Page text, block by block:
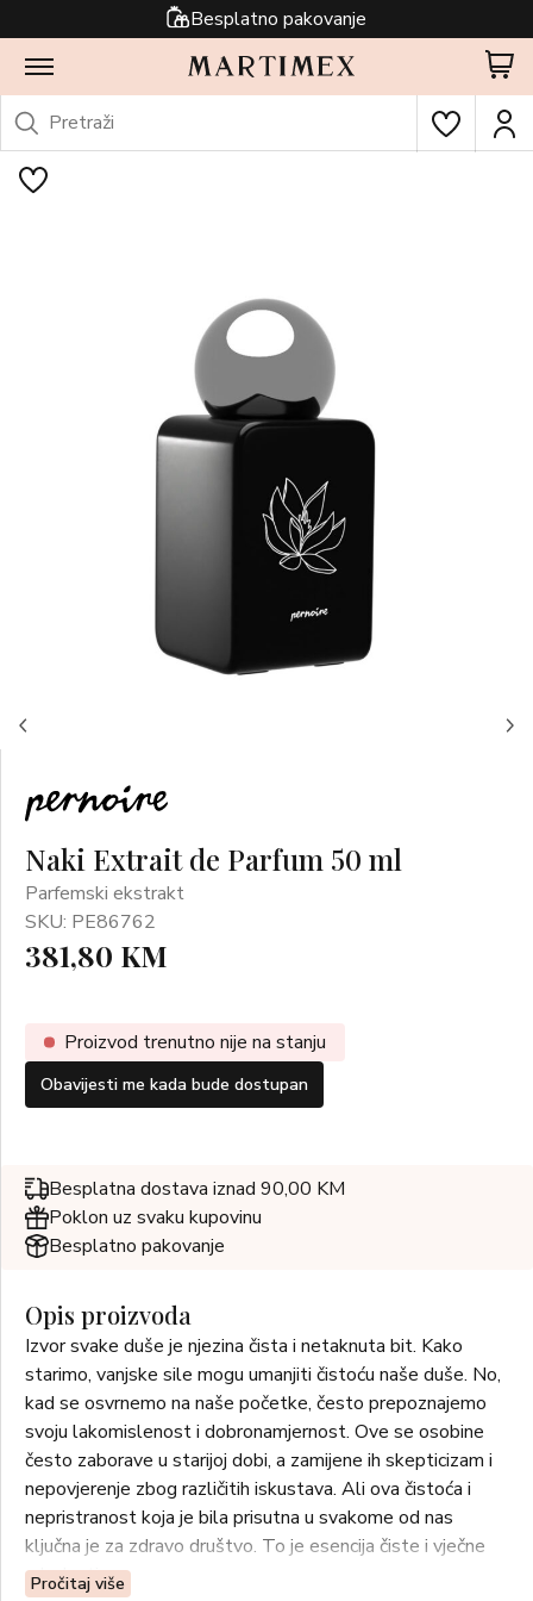
Besplatno pakovanje
Naki Extrait de Parfum 50 ml
Parfemski ekstrakt
SKU: PE86762
381,80 KM
Proizvod trenutno nije na stanju
Obavijesti me kada bude dostupan
Besplatna dostava iznad 90,00 KM
Poklon uz svaku kupovinu
Besplatno pakovanje
Opis proizvoda
Izvor svake duše je njezina čista i netaknuta bit. Kako
starimo, vanjske sile mogu umanjiti čistoću naše duše. No,
kad se osvrnemo na naše početke, često prepoznajemo
svoju lakomislenost i dobronamjernost. Ove se osobine
često zaborave u starijoj dobi, a zamijene ih skepticizam i
nepovjerenje zbog različitih iskustava. Ali ova čistoća i
nepristranost koja je bila prisutna u svakome od nas
ključna je za zdravo društvo. To je esencija čiste i vječne
mladosti.
Pročitaj više